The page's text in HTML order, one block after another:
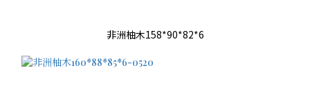
非洲柚木158*90*82*6